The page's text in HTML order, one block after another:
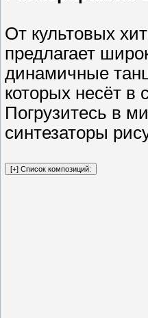
От культовых
предлагает
динамичные
которых несёт в
Погрузитесь в
синтезаторы